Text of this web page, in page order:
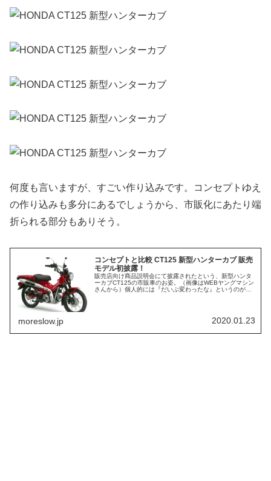
何度も言いますが、すごい作り込みです。コンセプトゆえ
の作り込みも多分にあるでしょうから、市販化にあたり端
折られる部分もありそう。
コンセプトと比較 CT125 新型ハンターカブ 販売
モデル初披露！
販売店向け商品説明会にて披露されたという、新型ハンタ
ーカブCT125の市販車のお姿。（画像はWEBヤングマシン
さんから）個人的には『だいぶ変わったな』というのが第
moreslow.jp 2020.01.23